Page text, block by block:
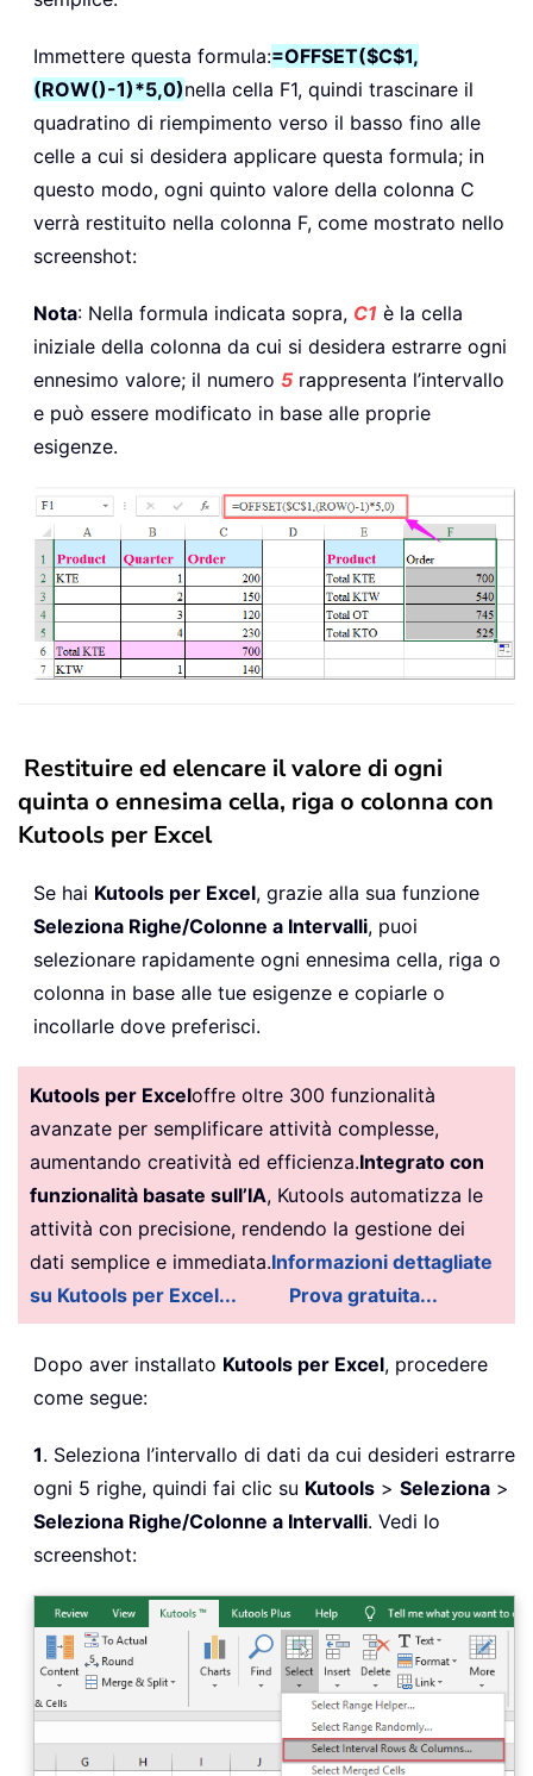
Immettere questa formula:=OFFSET($C$1,
(ROW()-1)*5,0)nella cella F1, quindi trascinare il
quadratino di riempimento verso il basso fino alle
celle a cui si desidera applicare questa formula; in
questo modo, ogni quinto valore della colonna C
verrà restituito nella colonna F, come mostrato nello
screenshot:
Nota: Nella formula indicata sopra, C1 è la cella
iniziale della colonna da cui si desidera estrarre ogni
ennesimo valore; il numero 5 rappresenta l’intervallo
e può essere modificato in base alle proprie
esigenze.
Restituire ed elencare il valore di ogni
quinta o ennesima cella, riga o colonna con
Kutools per Excel
Se hai Kutools per Excel, grazie alla sua funzione
Seleziona Righe/Colonne a Intervalli, puoi
selezionare rapidamente ogni ennesima cella, riga o
colonna in base alle tue esigenze e copiarle o
incollarle dove preferisci.
Kutools per Exceloffre oltre 300 funzionalità
avanzate per semplificare attività complesse,
aumentando creatività ed efficienza.Integrato con
funzionalità basate sull’IA, Kutools automatizza le
attività con precisione, rendendo la gestione dei
dati semplice e immediata.Informazioni dettagliate
su Kutools per Excel...
Prova gratuita...
Dopo aver installato Kutools per Excel, procedere
come segue:
1. Seleziona l’intervallo di dati da cui desideri estrarre
ogni 5 righe, quindi fai clic su Kutools > Seleziona >
Seleziona Righe/Colonne a Intervalli. Vedi lo
screenshot: